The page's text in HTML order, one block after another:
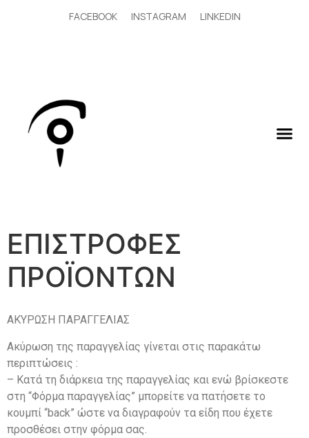
FACEBOOK INSTAGRAM LINKEDIN
ΕΠΙΣΤΡΟΦΕΣ
ΠΡΟΪΟΝΤΩΝ
ΑΚΥΡΩΣΗ ΠΑΡΑΓΓΕΛΙΑΣ
Ακύρωση της παραγγελίας γίνεται στις παρακάτω
περιπτώσεις :
– Κατά τη διάρκεια της παραγγελίας και ενώ βρίσκεστε
στη “Φόρμα παραγγελίας” μπορείτε να πατήσετε το
κουμπί “back” ώστε να διαγραφούν τα είδη που έχετε
προσθέσει στην φόρμα σας.